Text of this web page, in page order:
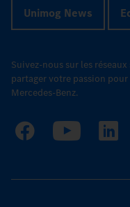
Unimog News
Suivez-nous sur les
partager votre passion
Mercedes-Benz.